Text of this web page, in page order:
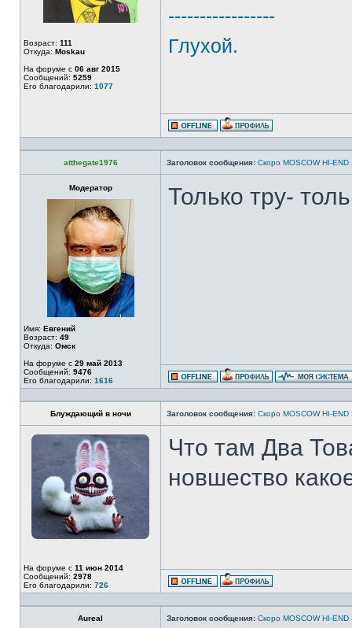
Возраст: 111
Откуда: Moskau
На форуме с 06 авг 2015
Сообщений: 5259
Его благодарили: 1077
-----------------
Глухой.
atthegate1976 Заголовок сообщения: Скоро MOSCOW HI-END
Модератор
Имя: Евгений
Возраст: 49
Откуда: Омск
На форуме с 29 май 2013
Сообщений: 9476
Его благодарили: 1616
Только тру-
Блуждающий в ночи Заголовок сообщения: Скоро MOSCOW HI-END
На форуме с 11 июн 2014
Сообщений: 2978
Его благодарили: 726
Что там Два
новшество
Aureal Заголовок сообщения: Скоро MOSCOW HI-END